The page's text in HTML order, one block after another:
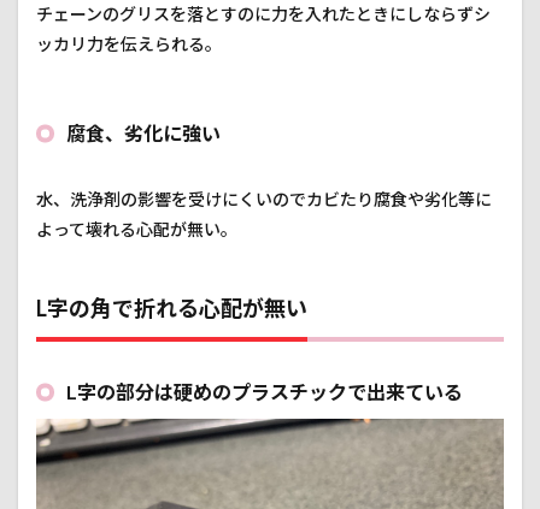
チェーンのグリスを落とすのに力を入れたときにしならずシ
ッカリ力を伝えられる。
腐食、劣化に強い
水、洗浄剤の影響を受けにくいのでカビたり腐食や劣化等に
よって壊れる心配が無い。
L字の角で折れる心配が無い
L字の部分は硬めのプラスチックで出来ている